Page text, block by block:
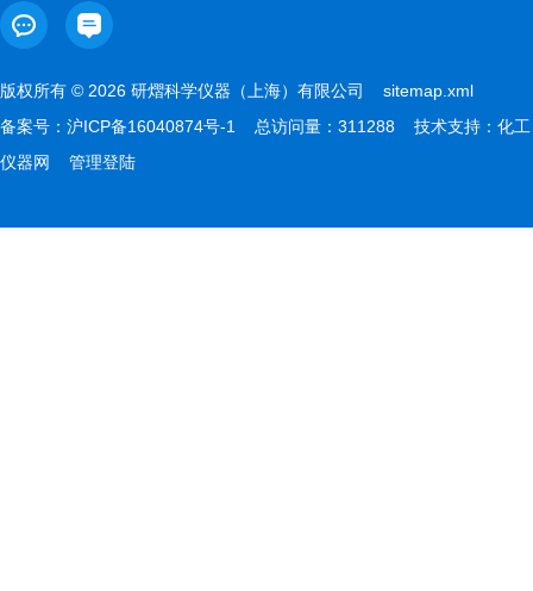
版权所有 © 2026 研熠科学仪器（上海）有限公司 sitemap.xml
备案号： 沪ICP备16040874号-1 总访问量：311288 技术支持： 化工
仪器网
管理登陆